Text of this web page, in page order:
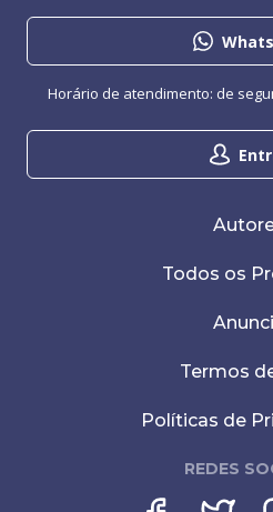
Horário de atendimento: de
Todos os
Termos
Políticas de
REDES